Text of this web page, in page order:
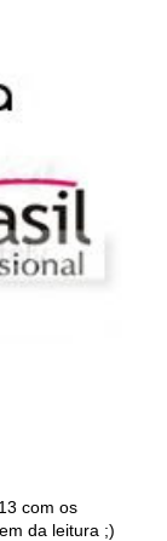
com os
da leitura ;)